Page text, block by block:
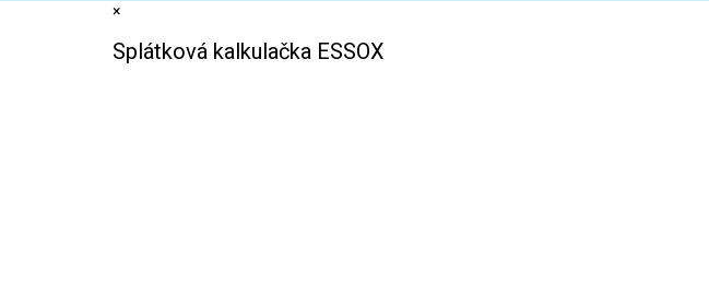
×
Splátková kalkulačka ESSOX